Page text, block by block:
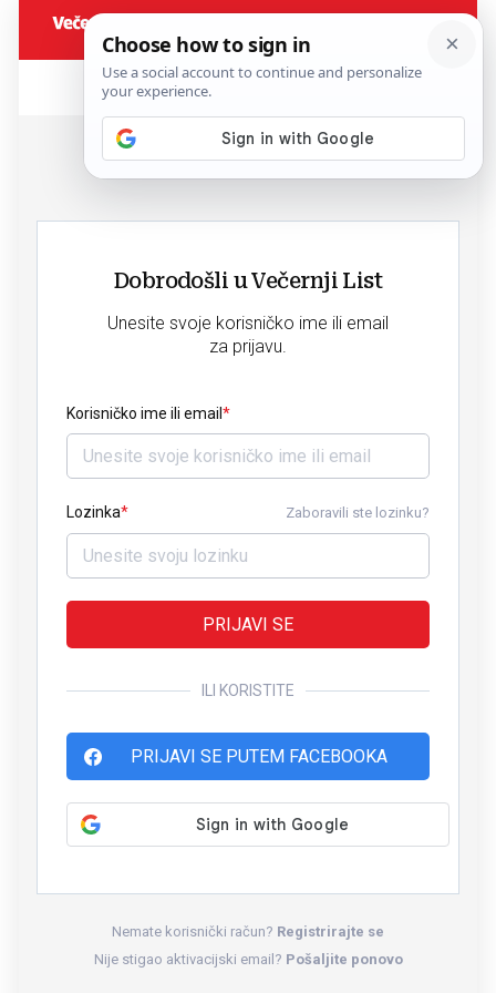
Dobrodošli u Večernji List
Unesite svoje korisničko ime ili email
za prijavu.
Korisničko ime ili email
Lozinka Zaboravili ste lozinku?
PRIJAVI SE
ILI KORISTITE
PRIJAVI SE PUTEM FACEBOOKA
Nemate korisnički račun? Registrirajte se
Nije stigao aktivacijski email? Pošaljite ponovo